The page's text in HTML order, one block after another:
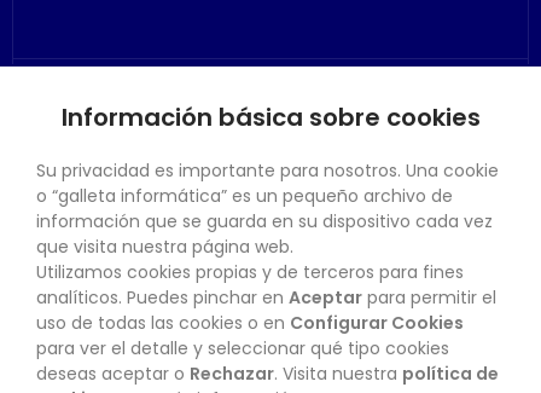
SU CUENTA
CONTACTO
BOLETÍN
Información básica sobre cookies
Su privacidad es importante para nosotros. Una cookie
o “galleta informática” es un pequeño archivo de
información que se guarda en su dispositivo cada vez
que visita nuestra página web.
Utilizamos cookies propias y de terceros para fines
analíticos. Puedes pinchar en Aceptar para permitir el
uso de todas las cookies o en Configurar Cookies
para ver el detalle y seleccionar qué tipo cookies
deseas aceptar o Rechazar. Visita nuestra política de